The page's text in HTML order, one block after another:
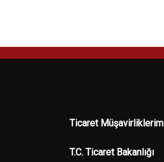
Ticaret
T.C. Ticaret Bakanlığı